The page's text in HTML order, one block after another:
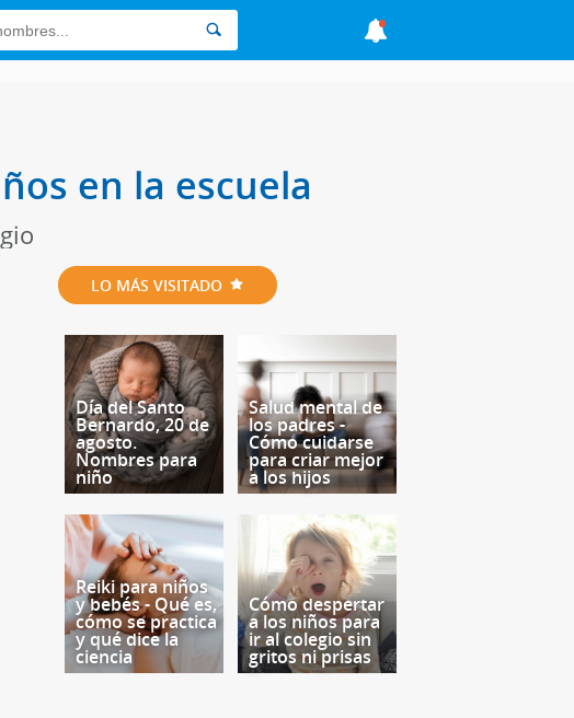
en la escuela
LO MÁS VISITADO
Día del Santo
Bernardo, 20 de
agosto.
Nombres para
niño
Salud mental de
los padres -
Cómo cuidarse
para criar mejor
a los hijos
Reiki para niños
y bebés - Qué es,
cómo se practica
y qué dice la
ciencia
Cómo despertar
a los niños para
ir al colegio sin
gritos ni prisas